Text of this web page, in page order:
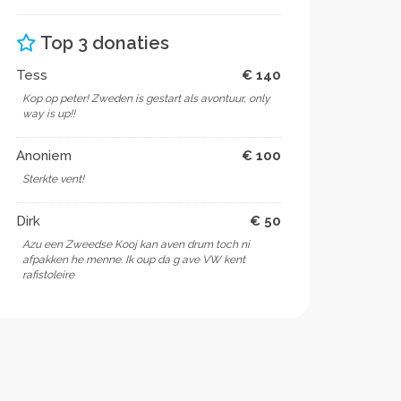
Top 3 donaties
Tess € 140
Kop op peter! Zweden is gestart als avontuur, only
way is up!!
Anoniem € 100
Sterkte vent!
Dirk € 50
Azu een Zweedse Kooj kan aven drum toch ni
afpakken he menne. Ik oup da g ave VW kent
rafistoleire